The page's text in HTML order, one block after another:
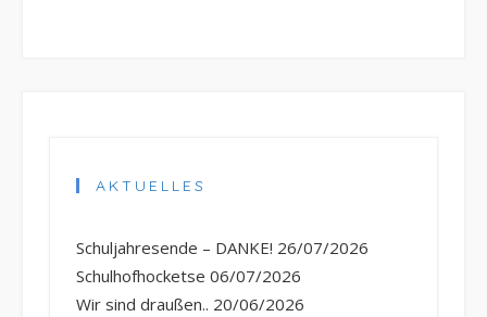
AKTUELLES
Schuljahresende – DANKE! 26/07/2026
Schulhofhocketse 06/07/2026
Wir sind draußen.. 20/06/2026